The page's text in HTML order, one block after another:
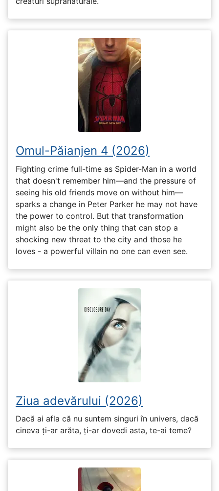
Omul-Păianjen 4 (2026)
Fighting crime full-time as Spider-Man in a world
that doesn't remember him—and the pressure of
seeing his old friends move on without him—
sparks a change in Peter Parker he may not have
the power to control. But that transformation
might also be the only thing that can stop a
shocking new threat to the city and those he
loves - a powerful villain no one can even see.
Ziua adevărului (2026)
Dacă ai afla că nu suntem singuri în univers, dacă
cineva ți-ar arăta, ți-ar dovedi asta, te-ai teme?